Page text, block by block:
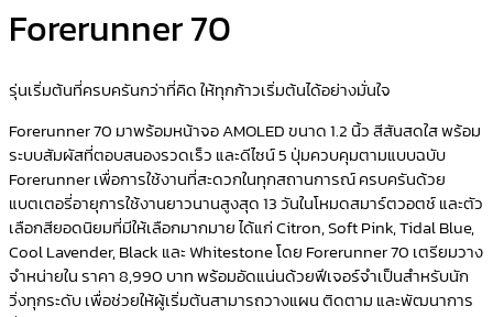
Forerunner 70
รุ่นเริ่มต้นที่ครบครันกว่าที่คิด ให้ทุกก้าวเริ่มต้นได้อย่างมั่นใจ
Forerunner 70 มาพร้อมหน้าจอ AMOLED ขนาด 1.2 นิ้ว สีสันสดใส พร้อม
ระบบสัมผัสที่ตอบสนองรวดเร็ว และดีไซน์ 5 ปุ่มควบคุมตามแบบฉบับ
Forerunner เพื่อการใช้งานที่สะดวกในทุกสถานการณ์ ครบครันด้วย
แบตเตอรี่อายุการใช้งานยาวนานสูงสุด 13 วันในโหมดสมาร์ตวอตช์ และตัว
เลือกสียอดนิยมที่มีให้เลือกมากมาย ได้แก่ Citron, Soft Pink, Tidal Blue,
Cool Lavender, Black และ Whitestone โดย Forerunner 70 เตรียมวาง
จำหน่ายใน ราคา 8,990 บาท พร้อมอัดแน่นด้วยฟีเจอร์จำเป็นสำหรับนัก
วิ่งทุกระดับ เพื่อช่วยให้ผู้เริ่มต้นสามารถวางแผน ติดตาม และพัฒนาการ